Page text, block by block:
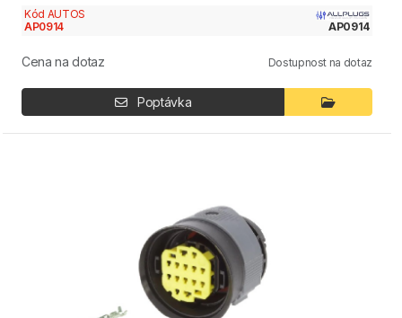
Kód AUTOS
AP0914
AP0914
Cena na dotaz Dostupnost na dotaz
Poptávka